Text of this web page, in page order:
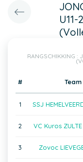
RANGSCHIKKING :
# Team
1 SSJ
2 VC Kuros
3 Zovoc